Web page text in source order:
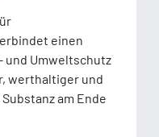
einen
Umweltschutz
werthaltiger und
am Ende